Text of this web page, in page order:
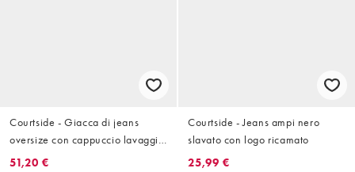
Courtside - Giacca di jeans
oversize con cappuccio lavaggio
medio blu vintage con logo
51,20 €
Courtside - Jeans ampi nero
slavato con logo ricamato
25,99 €